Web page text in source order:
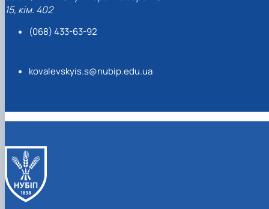
15, кім. 402
(068) 433-63-92
kovalevskyis.s@nubip.edu.ua